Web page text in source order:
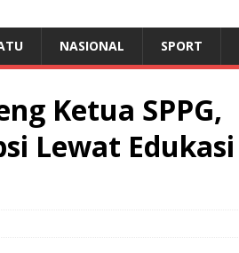
NASIONAL SPORT
Ketua SPPG,
Lewat Edukasi